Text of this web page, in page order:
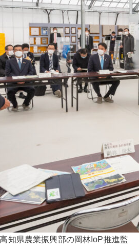
知県農業振興部の岡林IoP推進監